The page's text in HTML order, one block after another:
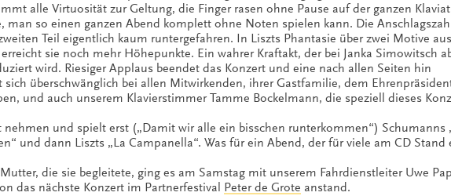
alle Virtuosität zur Geltung, die Finger rasen ohne Pause auf der ganzen
man so einen ganzen Abend komplett ohne Noten spielen kann. Die Anschlagszahl
Teil eigentlich kaum runtergefahren. In Liszts Phantasie über zwei Motive aus
sie noch mehr Höhepunkte. Ein wahrer Kraftakt, der bei Janka Simowitsch
wird. Riesiger Applaus beendet das Konzert und eine nach allen Seiten hin
überschwänglich bei allen Mitwirkenden, ihrer Gastfamilie, dem
und auch unserem Klavierstimmer Tamme Bockelmann, die speziell dieses
nehmen und spielt erst („Damit wir alle ein bisschen runterkommen“) Schumanns
und dann Liszts „La Campanella“. Was für ein Abend, der für viele am CD Stand
die sie begleitete, ging es am Samstag mit unserem Fahrdienstleiter Uwe
das nächste Konzert im Partnerfestival
Peter de Grote anstand.